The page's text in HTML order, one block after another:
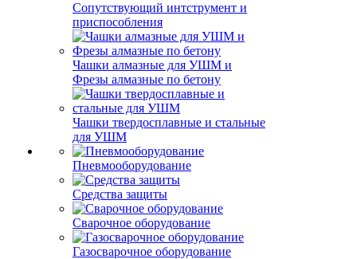
Сопутствующий интструмент и
приспособления
Чашки алмазные для УШМ и
Фрезы алмазные по бетону
Чашки твердосплавные и стальные
для УШМ
Пневмооборудование
Средства защиты
Сварочное оборудование
Газосварочное оборудование